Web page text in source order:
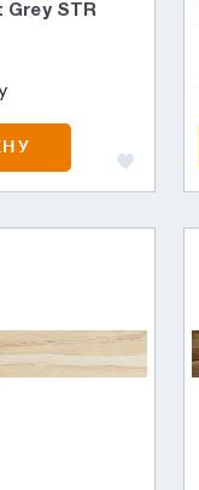
Grey STR